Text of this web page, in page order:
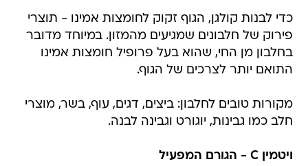
כדי לבנות קולגן, הגוף זקוק לחומצות אמינו - תוצרי
פירוק של חלבונים שמגיעים מהמזון. במיוחד מדובר
בחלבון מן החי, שהוא בעל פרופיל חומצות אמינו
התואם יותר לצרכים של הגוף.
מקורות טובים לחלבון: ביצים, דגים, עוף, בשר, מוצרי
חלב כמו גבינות, יוגורט וגבינה לבנה.
ויטמין C - הגורם המפעיל